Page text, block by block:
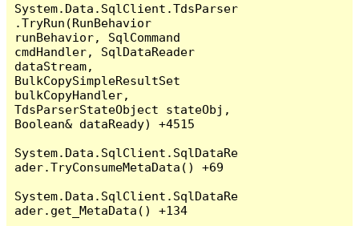
System.Data.SqlClient.TdsParser
.TryRun(RunBehavior
runBehavior, SqlCommand
cmdHandler, SqlDataReader
dataStream,
BulkCopySimpleResultSet
bulkCopyHandler,
TdsParserStateObject stateObj,
Boolean& dataReady) +4515
System.Data.SqlClient.SqlDataRe
ader.TryConsumeMetaData() +69
System.Data.SqlClient.SqlDataRe
ader.get_MetaData() +134